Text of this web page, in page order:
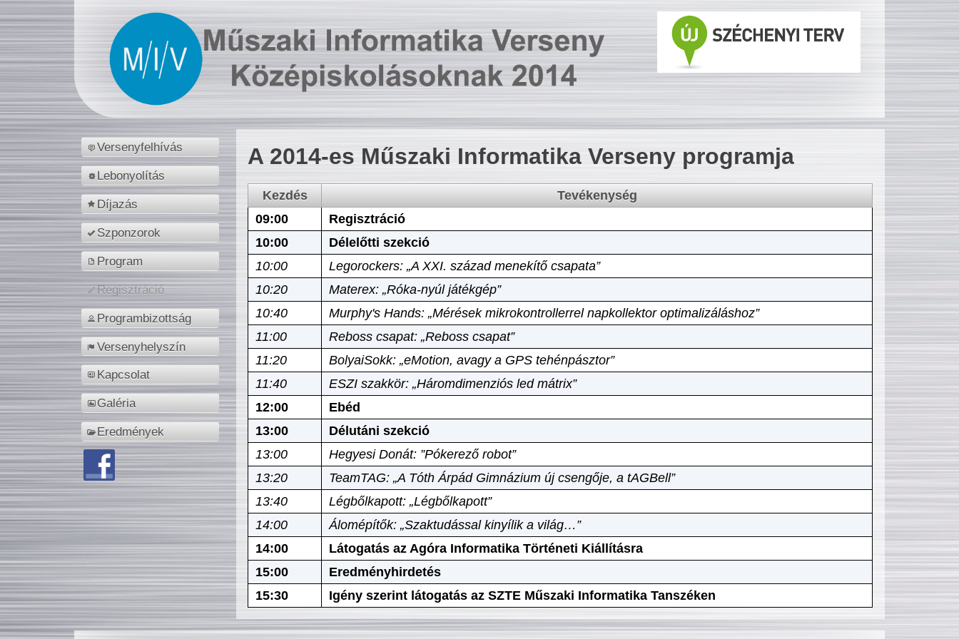
Versenyfelhívás
Lebonyolítás
Díjazás
Szponzorok
Program
Regisztráció
Programbizottság
Versenyhelyszín
Kapcsolat
Galéria
Eredmények
A 2014-es Műszaki Informatika Verseny programja
Kezdés
Tevékenység
09:00
Regisztráció
10:00
Délelőtti szekció
10:00
Legorockers: „A XXI. század menekítő csapata”
10:20
Materex: „Róka-nyúl játékgép”
10:40
Murphy's Hands: „Mérések mikrokontrollerrel napkollektor optimalizáláshoz”
11:00
Reboss csapat: „Reboss csapat”
11:20
BolyaiSokk: „eMotion, avagy a GPS tehénpásztor”
11:40
ESZI szakkör: „Háromdimenziós led mátrix”
12:00
Ebéd
13:00
Délutáni szekció
13:00
Hegyesi Donát: ”Pókerező robot”
13:20
TeamTAG: „A Tóth Árpád Gimnázium új csengője, a tAGBell”
13:40
Légbőlkapott: „Légbőlkapott”
14:00
Álomépítők: „Szaktudással kinyílik a világ…”
14:00
Látogatás az Agóra Informatika Történeti Kiállításra
15:00
Eredményhirdetés
15:30
Igény szerint látogatás az SZTE Műszaki Informatika Tanszéken